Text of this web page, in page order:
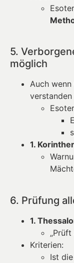
5.
möglich
Auch
1.
6. Prüfung
1.
Kriterien:
Ist